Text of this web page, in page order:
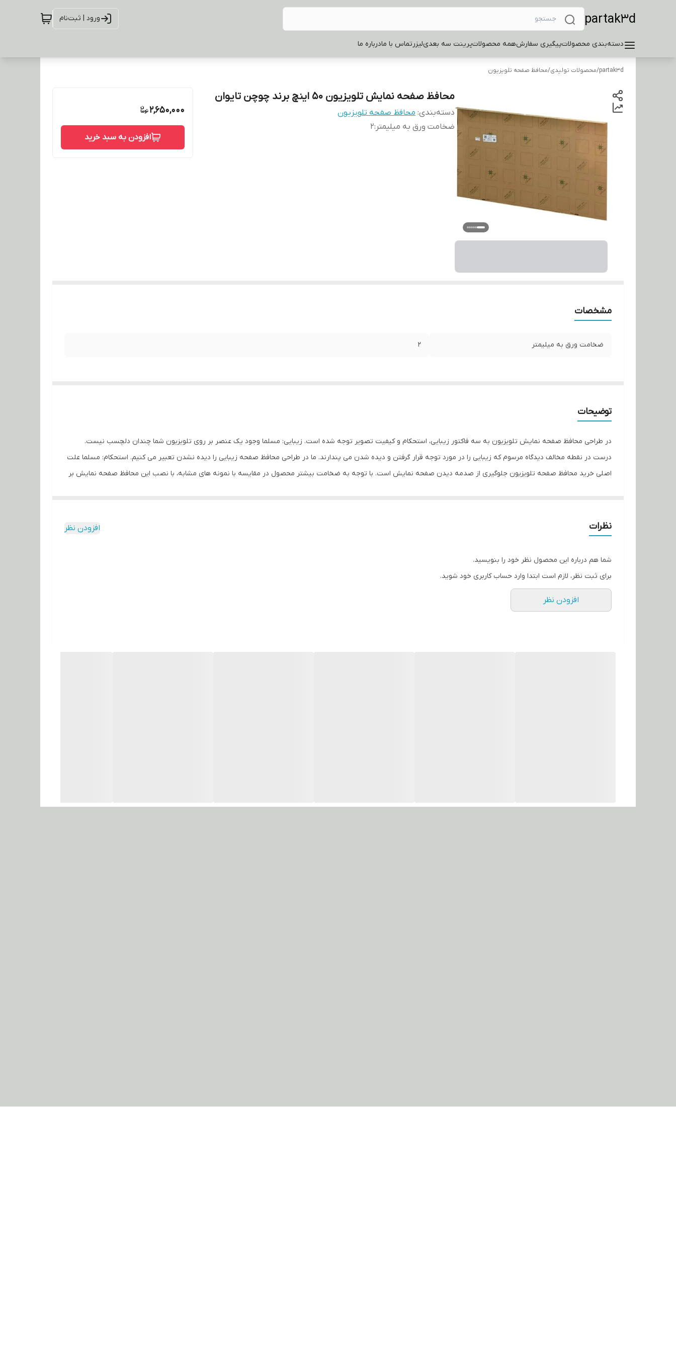
partak3d ورود | ثبت‌نام
دسته‌بندی محصولاتپیگیری سفارشهمه محصولاتپرینت سه بعدیلیزرتماس با مادرباره ما
partak3d
/محصولات تولیدی/محافظ صفحه تلویزیون
محافظ صفحه نمایش تلویزیون 50 اینچ برند چوچن تایوان
دسته‌بندی: محافظ صفحه تلویزیون
ضخامت ورق به میلیمتر :
2
2,650,000
افزودن به سبد خرید
مشخصات
ضخامت ورق به میلیمتر 2
توضیحات
در طراحی محافظ صفحه نمایش تلویزیون به سه فاکتور زیبایی، استحکام و کیفیت تصویر توجه شده است. زیبایی: مسلما وجود یک عنصر بر روی تلویزیون شما چندان دلچسب نیست.
درست در نقطه مخالف دیدگاه مرسوم که زیبایی را در مورد توجه قرار گرفتن و دیده شدن می پندارند. ما در طراحی محافظ صفحه زیبایی را دیده نشدن تعبیر می کنیم. استحکام: مسلما علت
اصلی خرید محافظ صفحه تلویزیون جلوگیری از صدمه دیدن صفحه نمایش است. با توجه به ضخامت بیشتر محصول در مقایسه با نمونه های مشابه، با نصب این محافظ صفحه نمایش بر
حداقل ضخامت برای پوشش موثر تلویزیون 2 میلیمتر می باشد.
نظرات افزودن نظر
شما هم درباره این محصول نظر خود را بنویسید.
برای ثبت نظر، لازم است ابتدا وارد حساب کاربری خود شوید.
افزودن نظر